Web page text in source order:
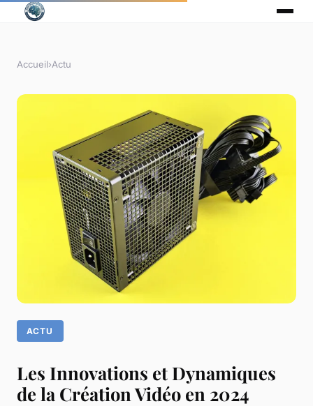
Accueil›Actu
ACTU
Les Innovations et Dynamiques
de la Création Vidéo en 2024